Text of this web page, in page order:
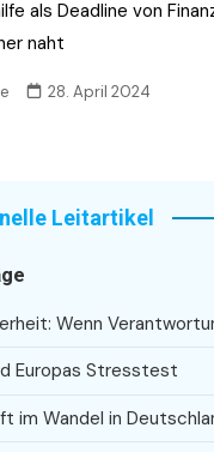
als Deadline von
naht
28. April 2024
Leitartikel
Wenn
Europas Stresstest
im Wandel in